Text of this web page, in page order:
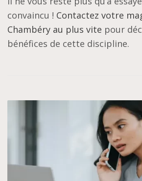
convaincu ! Contactez votre
Chambéry au plus vite pour
bénéfices de cette discipline.